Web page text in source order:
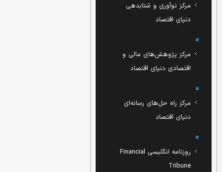
مرکز نوآوری و شتابدهی
دنیای اقتصاد
مرکز پژوهش‌های مالی و
اقتصادی دنیای اقتصاد
مرکز راه حل‌های رسانه‌ای
دنیای اقتصاد
روزنامه انگلیسی Financial
Tribune